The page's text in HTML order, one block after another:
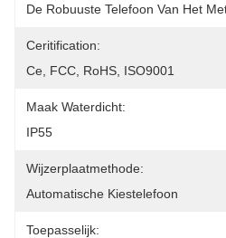
De Robuuste Telefoon Van Het
Ceritification:
Ce, FCC, RoHS, ISO9001
Maak Waterdicht:
IP55
Wijzerplaatmethode:
Automatische Kiestelefoon
Toepasselijk: